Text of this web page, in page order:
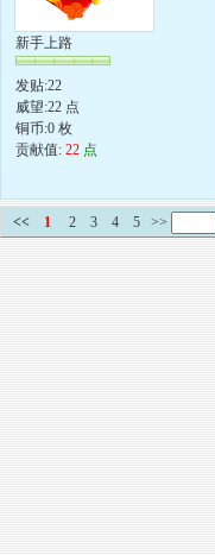
新手上路
发贴:22
威望:22 点
铜币:0 枚
贡献值: 22 点
<< 1 2 3 4 5 >>